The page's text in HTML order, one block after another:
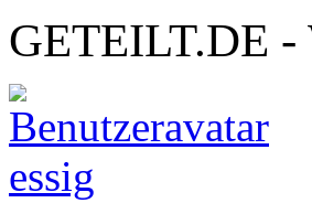
GETEILT.DE
essig